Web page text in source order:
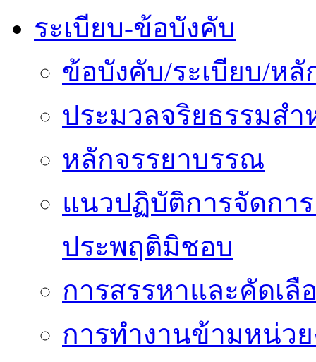
ระเบียบ-ข้อบังคับ
ข้อบังคับ/ระเบียบ/ห
ประมวลจริยธรรมส
หลักจรรยาบรรณ
แนวปฏิบัติการจัดการ
ประพฤติมิชอบ
การสรรหาและคัดเลื
การทำงานข้ามหน่ว